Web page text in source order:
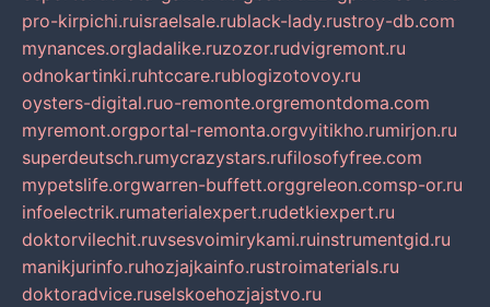
pro-kirpichi.ruisraelsale.rublack-lady.rustroy-db.com
mynances.orgladalike.ruzozor.rudvigremont.ru
odnokartinki.ruhtccare.rublogizotovoy.ru
oysters-digital.ruo-remonte.orgremontdoma.com
myremont.orgportal-remonta.orgvyitikho.rumirjon.ru
superdeutsch.rumycrazystars.rufilosofyfree.com
mypetslife.orgwarren-buffett.orggreleon.comsp-or.ru
infoelectrik.rumaterialexpert.rudetkiexpert.ru
doktorvilechit.ruvsesvoimirykami.ruinstrumentgid.ru
manikjurinfo.ruhozjajkainfo.rustroimaterials.ru
doktoradvice.ruselskoehozjajstvo.ru